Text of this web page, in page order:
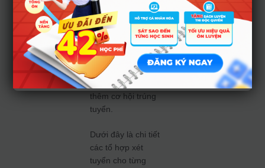
có thế mạnh về
ngoại ngữ (đặc biệt
là tiếng Trung –
ngôn ngữ quan
trọng trong việc
nghiên cứu tài liệu y
học cổ truyền) có
thêm cơ hội trúng
tuyển.
Dưới đây là chi tiết
các tổ hợp xét
tuyển cho từng